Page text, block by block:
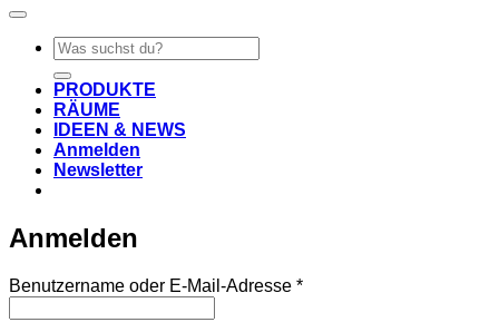
Suche
nach:
PRODUKTE
RÄUME
IDEEN & NEWS
Anmelden
Newsletter
Anmelden
Benutzername oder E-Mail-Adresse *Erforderlich